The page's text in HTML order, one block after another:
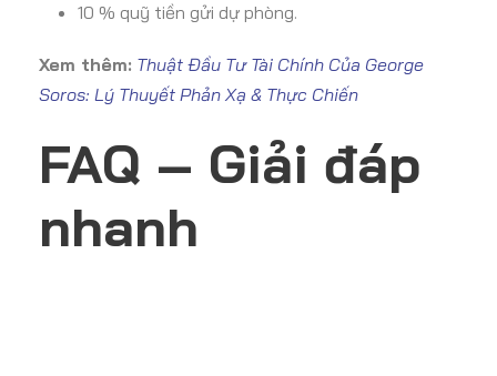
10 % quỹ tiền gửi dự phòng.
Xem thêm: Thuật Đầu Tư Tài Chính Của George
Soros: Lý Thuyết Phản Xạ & Thực Chiến
FAQ – Giải đáp
nhanh